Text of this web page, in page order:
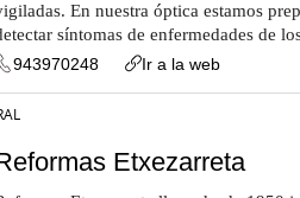
En nuestra óptica estamos
síntomas de enfermedades de
943970248
Ir a la web
Etxezarreta